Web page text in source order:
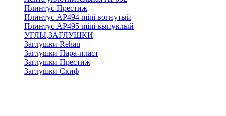
Плинтус Престиж
Плинтус АР494 mini вогнутый
Плинтус АР495 mini выпуклый
УГЛЫ,ЗАГЛУШКИ
Заглушки Rehau
Заглушки Пара-пласт
Заглушки Престиж
Заглушки Скиф